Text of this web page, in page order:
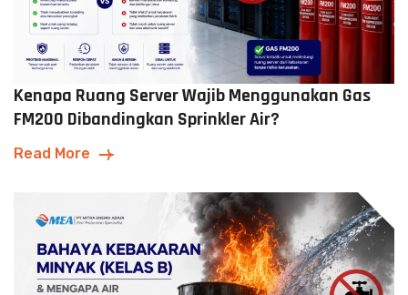
Kenapa Ruang Server Wajib Menggunakan Gas
FM200 Dibandingkan Sprinkler Air?
Read More